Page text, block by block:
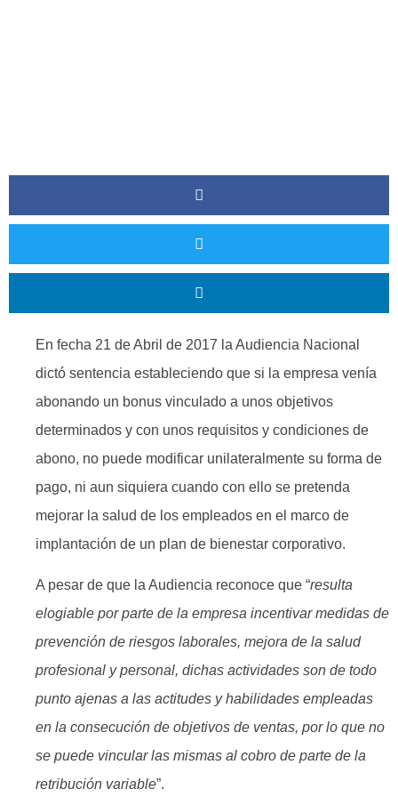
En fecha 21 de Abril de 2017 la Audiencia Nacional
dictó sentencia estableciendo que si la empresa venía
abonando un bonus vinculado a unos objetivos
determinados y con unos requisitos y condiciones de
abono, no puede modificar unilateralmente su forma de
pago, ni aun siquiera cuando con ello se pretenda
mejorar la salud de los empleados en el marco de
implantación de un plan de bienestar corporativo.
A pesar de que la Audiencia reconoce que “resulta
elogiable por parte de la empresa incentivar medidas de
prevención de riesgos laborales, mejora de la salud
profesional y personal, dichas actividades son de todo
punto ajenas a las actitudes y habilidades empleadas
en la consecución de objetivos de ventas, por lo que no
se puede vincular las mismas al cobro de parte de la
retribución variable”.